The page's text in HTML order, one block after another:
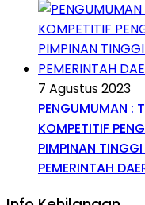
7 Agustus 2023
PENGUMUMAN :
KOMPETITIF
PIMPINAN
PEMERINTAH